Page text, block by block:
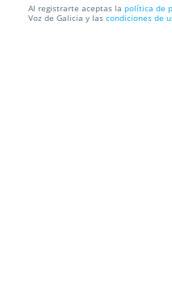
Al registrarte aceptas la política de
Voz de Galicia y las condiciones de